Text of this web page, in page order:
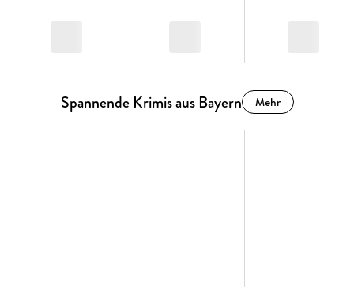
Spannende Krimis aus Bayern Mehr